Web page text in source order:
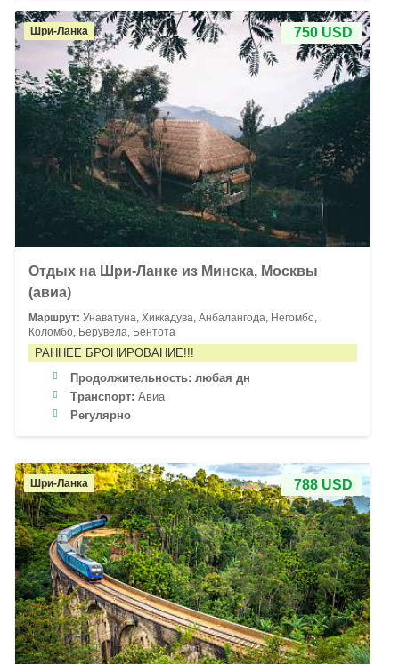
750 USD
Шри-Ланка
Отдых на Шри-Ланке из Минска, Москвы
(авиа)
Маршрут: Унаватуна, Хиккадува, Анбалангода, Негомбо,
Коломбо, Берувела, Бентота
РАННЕЕ БРОНИРОВАНИЕ!!!
Продолжительность: любая дн
Транспорт: Авиа
Регулярно
788 USD
Шри-Ланка